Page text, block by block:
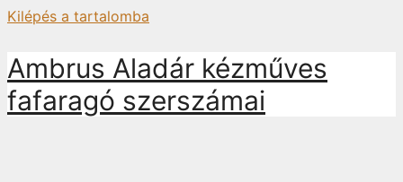
Kilépés a tartalomba
Ambrus Aladár kézműves
fafaragó szerszámai